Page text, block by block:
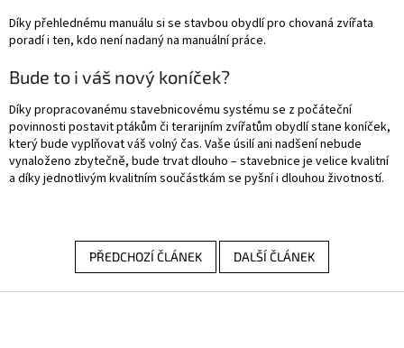
Díky přehlednému manuálu si se stavbou obydlí pro chovaná zvířata
poradí i ten, kdo není nadaný na manuální práce.
Bude to i váš nový koníček?
Díky propracovanému stavebnicovému systému se z počáteční
povinnosti postavit ptákům či terarijním zvířatům obydlí stane koníček,
který bude vyplňovat váš volný čas. Vaše úsilí ani nadšení nebude
vynaloženo zbytečně, bude trvat dlouho – stavebnice je velice kvalitní
a díky jednotlivým kvalitním součástkám se pyšní i dlouhou životností.
PŘEDCHOZÍ ČLÁNEK DALŠÍ ČLÁNEK